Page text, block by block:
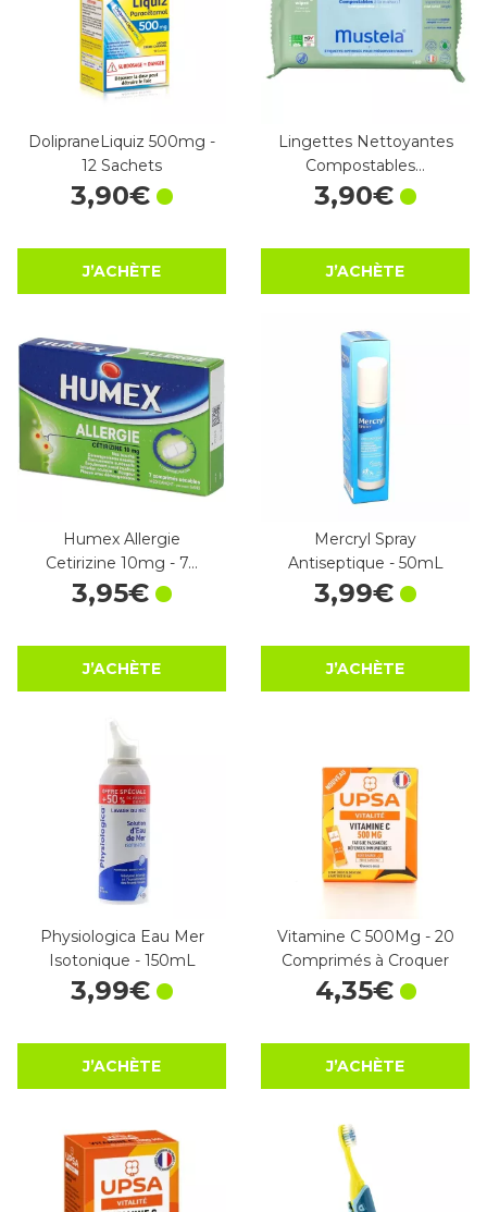
DolipraneLiquiz 500mg -
12 Sachets
3,90€
J’ACHÈTE
Lingettes Nettoyantes
Compostables…
3,90€
J’ACHÈTE
Humex Allergie
Cetirizine 10mg - 7…
3,95€
J’ACHÈTE
Mercryl Spray
Antiseptique - 50mL
3,99€
J’ACHÈTE
Physiologica Eau Mer
Isotonique - 150mL
3,99€
J’ACHÈTE
Vitamine C 500Mg - 20
Comprimés à Croquer
4,35€
J’ACHÈTE